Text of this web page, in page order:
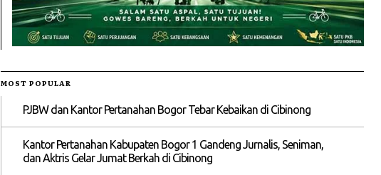
MOST POPULAR
PJBW dan Kantor Pertanahan Bogor Tebar Kebaikan di Cibinong
Kantor Pertanahan Kabupaten Bogor 1 Gandeng Jurnalis, Seniman,
dan Aktris Gelar Jumat Berkah di Cibinong